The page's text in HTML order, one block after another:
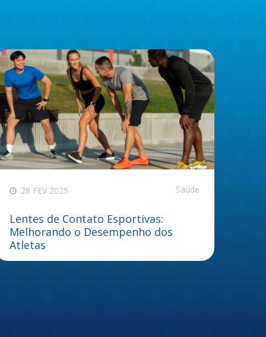
28 FEV 2025 Saúde
Lentes de Contato Esportivas:
Melhorando o Desempenho dos
Atletas